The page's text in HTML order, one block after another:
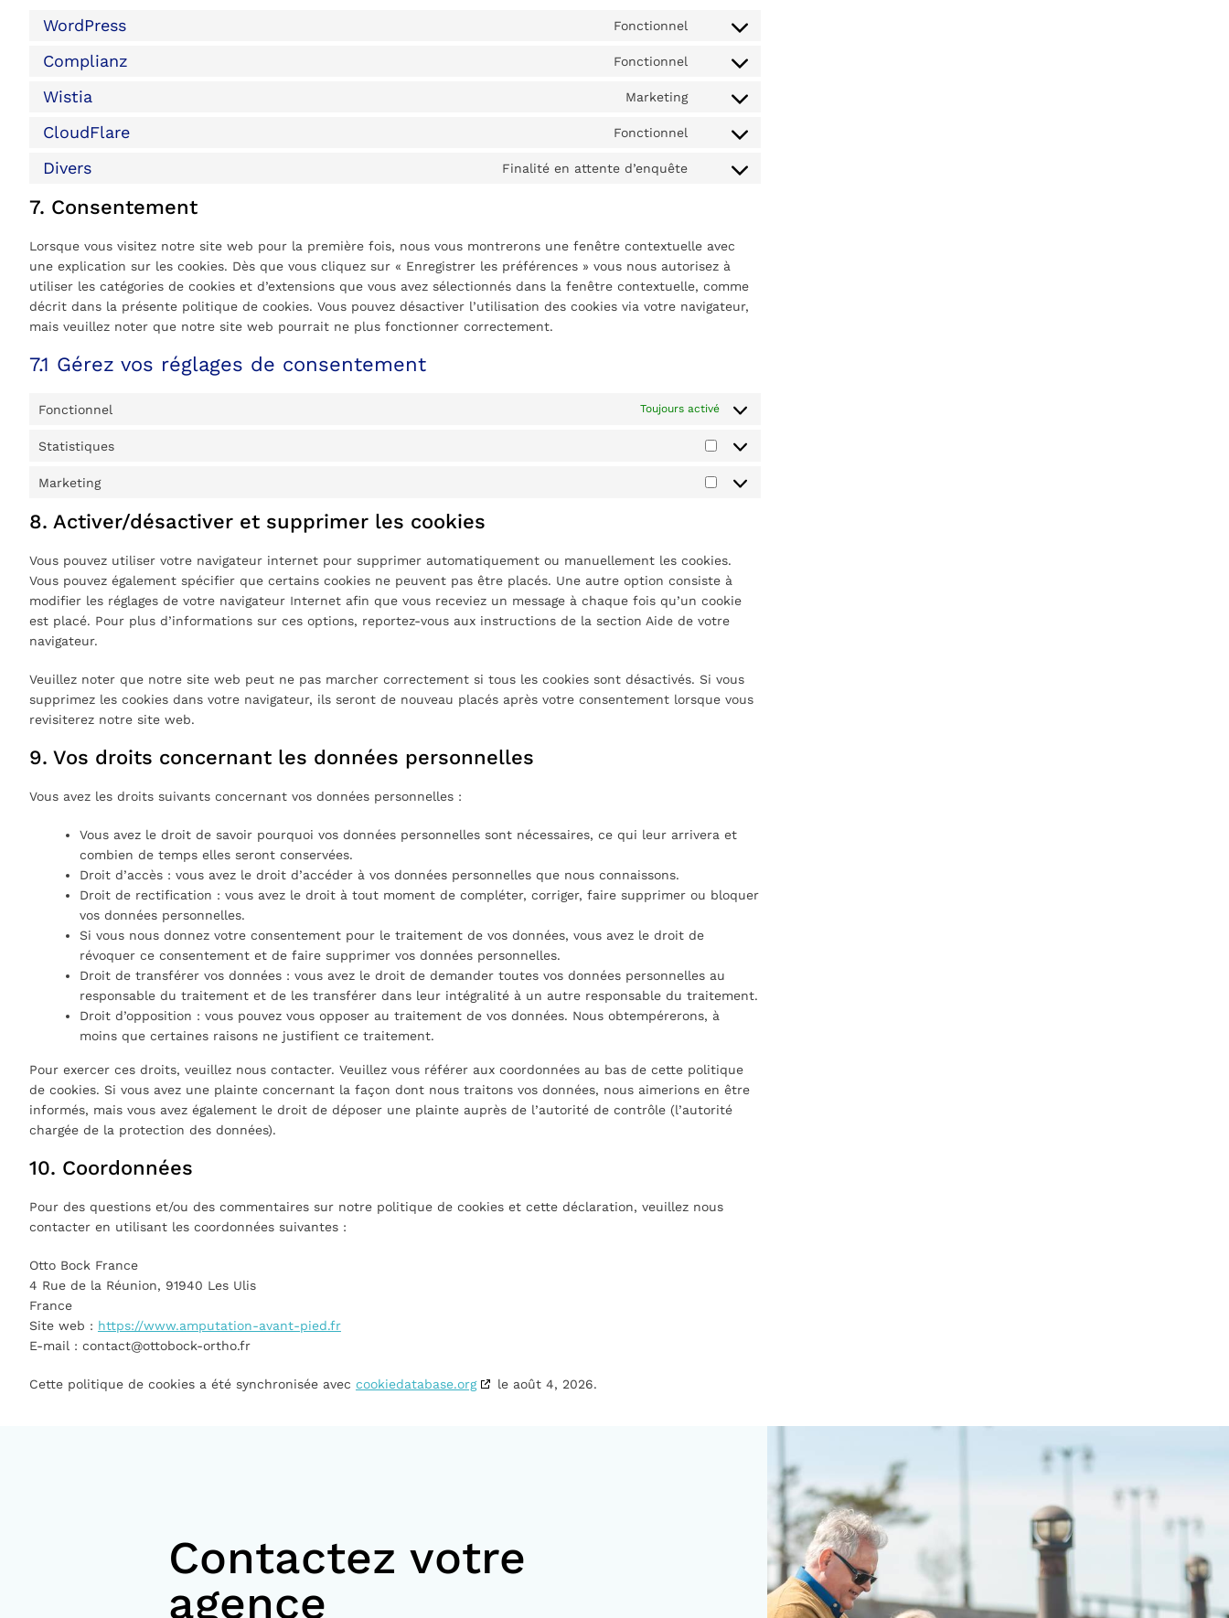
WordPress Fonctionnel
Consent
to
wordpress
Complianz Fonctionnel
Consent
to
complianz
Wistia Marketing
Consent
to
wistia
CloudFlare Fonctionnel
Consent
Divers Finalité en attente d’enquête
Consent
divers
7. Consentement
Lorsque vous visitez notre site web pour la première fois, nous vous montrerons une fenêtre contextuelle avec
une explication sur les cookies. Dès que vous cliquez sur « Enregistrer les préférences » vous nous autorisez à
utiliser les catégories de cookies et d’extensions que vous avez sélectionnés dans la fenêtre contextuelle, comme
décrit dans la présente politique de cookies. Vous pouvez désactiver l’utilisation des cookies via votre navigateur,
mais veuillez noter que notre site web pourrait ne plus fonctionner correctement.
7.1 Gérez vos réglages de consentement
Fonctionnel Toujours activé
Statistiques
Statistiques
Marketing
Marketing
8. Activer/désactiver et supprimer les cookies
Vous pouvez utiliser votre navigateur internet pour supprimer automatiquement ou manuellement les cookies.
Vous pouvez également spécifier que certains cookies ne peuvent pas être placés. Une autre option consiste à
modifier les réglages de votre navigateur Internet afin que vous receviez un message à chaque fois qu’un cookie
est placé. Pour plus d’informations sur ces options, reportez-vous aux instructions de la section Aide de votre
navigateur.
Veuillez noter que notre site web peut ne pas marcher correctement si tous les cookies sont désactivés. Si vous
supprimez les cookies dans votre navigateur, ils seront de nouveau placés après votre consentement lorsque vous
revisiterez notre site web.
9. Vos droits concernant les données personnelles
Vous avez les droits suivants concernant vos données personnelles :
Vous avez le droit de savoir pourquoi vos données personnelles sont nécessaires, ce qui leur arrivera et
combien de temps elles seront conservées.
Droit d’accès : vous avez le droit d’accéder à vos données personnelles que nous connaissons.
Droit de rectification : vous avez le droit à tout moment de compléter, corriger, faire supprimer ou bloquer
vos données personnelles.
Si vous nous donnez votre consentement pour le traitement de vos données, vous avez le droit de
révoquer ce consentement et de faire supprimer vos données personnelles.
Droit de transférer vos données : vous avez le droit de demander toutes vos données personnelles au
responsable du traitement et de les transférer dans leur intégralité à un autre responsable du traitement.
Droit d’opposition : vous pouvez vous opposer au traitement de vos données. Nous obtempérerons, à
moins que certaines raisons ne justifient ce traitement.
Pour exercer ces droits, veuillez nous contacter. Veuillez vous référer aux coordonnées au bas de cette politique
de cookies. Si vous avez une plainte concernant la façon dont nous traitons vos données, nous aimerions en être
informés, mais vous avez également le droit de déposer une plainte auprès de l’autorité de contrôle (l’autorité
chargée de la protection des données).
10. Coordonnées
Pour des questions et/ou des commentaires sur notre politique de cookies et cette déclaration, veuillez nous
contacter en utilisant les coordonnées suivantes :
Otto Bock France
4 Rue de la Réunion, 91940 Les Ulis
France
Site web : https://www.amputation-avant-pied.fr
E-mail : contact@ottobock-ortho.fr
Cette politique de cookies a été synchronisée avec cookiedatabase.org le août 4, 2026.
Contactez votre
agence